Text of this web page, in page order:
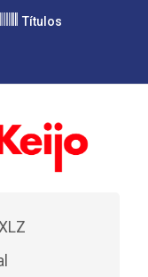
Títulos